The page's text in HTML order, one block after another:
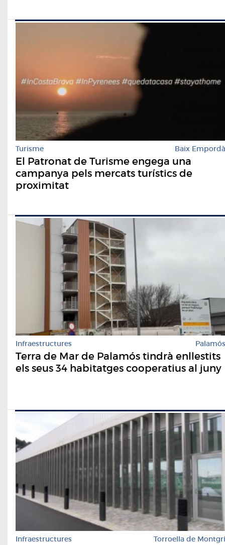
Turisme Baix Empordà
El Patronat de Turisme engega una
campanya pels mercats turístics de
proximitat
Infraestructures Palamós
Terra de Mar de Palamós tindrà enllestits
els seus 34 habitatges cooperatius al juny
Infraestructures Torroella de Montgrí